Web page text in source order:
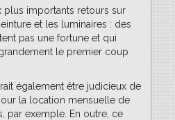
plus importants retours sur
et les luminaires : des
pas une fortune et qui
le premier coup
également être judicieux de
la location mensuelle de
par exemple. En outre, ce